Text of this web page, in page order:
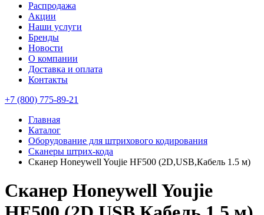
Распродажа
Акции
Наши услуги
Бренды
Новости
О компании
Доставка и оплата
Контакты
+7 (800) 775-89-21
Главная
Каталог
Оборудование для штрихового кодирования
Сканеры штрих-кода
Сканер Honeywell Youjie HF500 (2D,USB,Кабель 1.5 м)
Сканер Honeywell Youjie